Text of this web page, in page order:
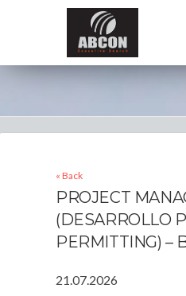
« Back
PROJECT
(DESARROLLO
PERMITTING) –
21.07.2026